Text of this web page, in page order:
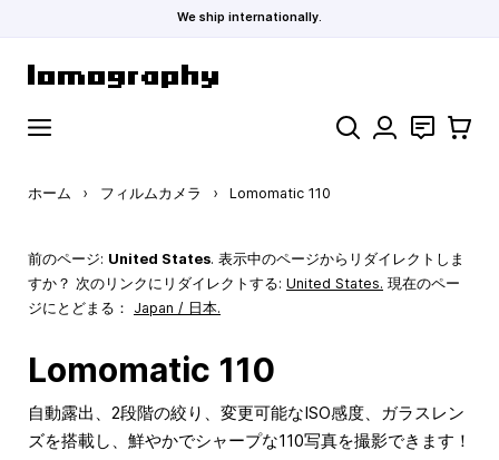
We ship internationally.
検索 お問い合わ
カート
ホーム › フィルムカメラ › Lomomatic 110
前のページ: United States. 表示中のページからリダイレクトしま
すか？ 次のリンクにリダイレクトする: United States. 現在のペー
ジにとどまる： Japan / 日本.
Lomomatic 110
自動露出、2段階の絞り、変更可能なISO感度、ガラスレン
ズを搭載し、鮮やかでシャープな110写真を撮影できます！